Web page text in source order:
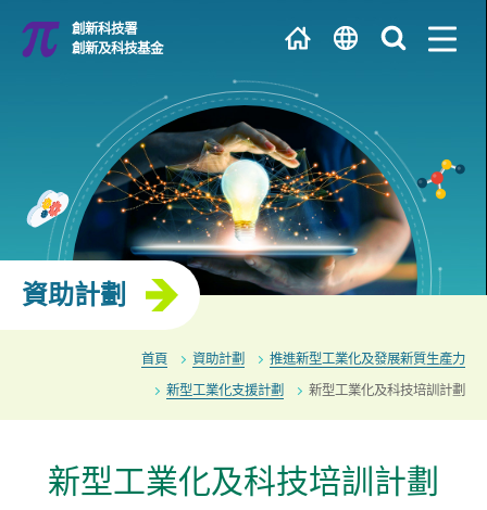
創新科技署
創新及科技基金
EN
简
資助計劃
首頁 資助計劃
推進新型工業化及發展新質生產力
新型工業化支援計劃
新型工業化及科技培訓計劃
新型工業化及科技培訓計劃
研發中心
大學 / 科研機構
企業 / 初創企業 / 創科加速器